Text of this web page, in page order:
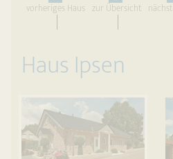
Haus Ipsen